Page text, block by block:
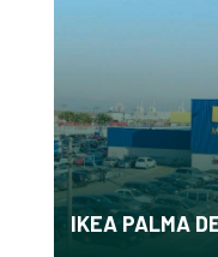
IKEA PALMA